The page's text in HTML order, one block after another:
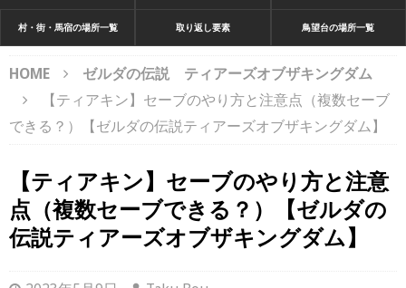
村・街・馬宿の場所一覧 取り返し要素 鳥望台の場所一覧
HOME
ゼルダの伝説 ティアーズオブザキングダム
【ティアキン】セーブのやり方と注意点（複数セーブ
できる？）【ゼルダの伝説ティアーズオブザキングダム】
【ティアキン】セーブのやり方と注意
点（複数セーブできる？）【ゼルダの
伝説ティアーズオブザキングダム】